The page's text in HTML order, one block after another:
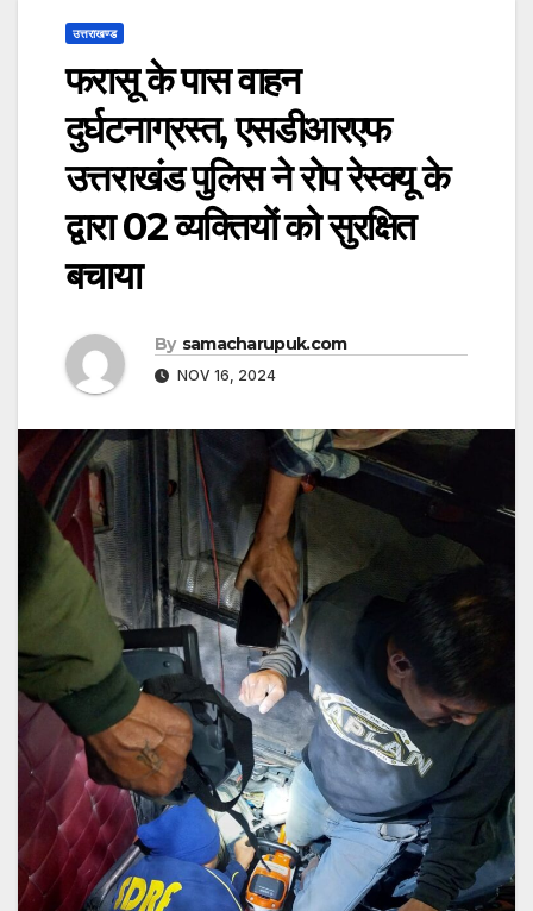
उत्तराखण्ड
फरासू के पास वाहन
दुर्घटनाग्रस्त, एसडीआरएफ
उत्तराखंड पुलिस ने रोप रेस्क्यू के
द्वारा 02 व्यक्तियों को सुरक्षित
बचाया
By samacharupuk.com
NOV 16, 2024